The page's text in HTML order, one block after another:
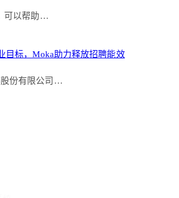
可以帮助…
目标，Moka助力释放招聘能效
份有限公司…